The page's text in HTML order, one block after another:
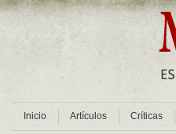
Inicio Artículos Críticas